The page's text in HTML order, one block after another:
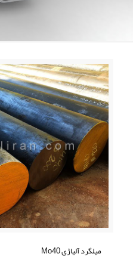
میلگرد آلیاژی Mo40